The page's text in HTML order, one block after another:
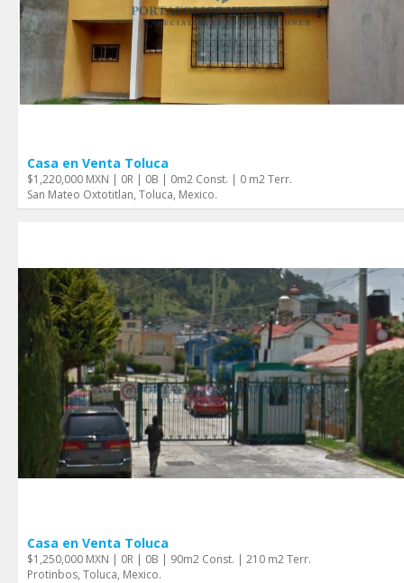
Casa en Venta Toluca
$1,220,000 MXN | 0R | 0B | 0m2 Const. | 0 m2 Terr.
San Mateo Oxtotitlan, Toluca, Mexico.
Casa en Venta Toluca
$1,250,000 MXN | 0R | 0B | 90m2 Const. | 210 m2 Terr.
Protinbos, Toluca, Mexico.